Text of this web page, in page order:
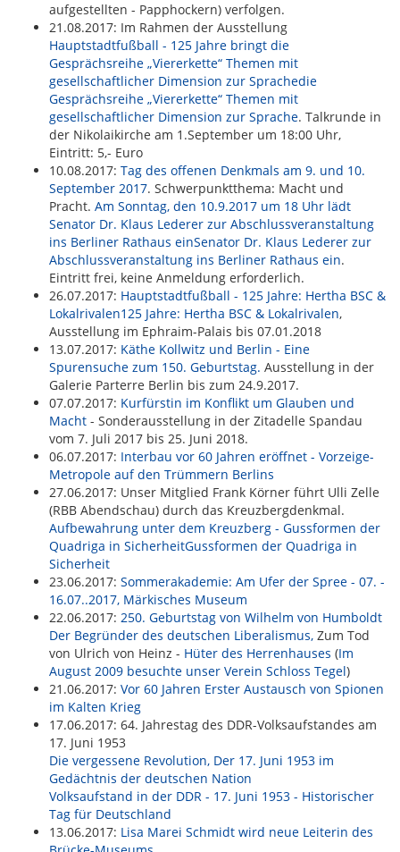
aufgestellten - Papphockern) verfolgen.
21.08.2017: Im Rahmen der Ausstellung
Hauptstadtfußball - 125 Jahre bringt die
Gesprächsreihe „Viererkette“ Themen mit
gesellschaftlicher Dimension zur Sprachedie
Gesprächsreihe „Viererkette“ Themen mit
gesellschaftlicher Dimension zur Sprache. Talkrunde in
der Nikolaikirche am 1.September um 18:00 Uhr,
Eintritt: 5,- Euro
10.08.2017: Tag des offenen Denkmals am 9. und 10.
September 2017. Schwerpunktthema: Macht und
Pracht. Am Sonntag, den 10.9.2017 um 18 Uhr lädt
Senator Dr. Klaus Lederer zur Abschlussveranstaltung
ins Berliner Rathaus einSenator Dr. Klaus Lederer zur
Abschlussveranstaltung ins Berliner Rathaus ein.
Eintritt frei, keine Anmeldung erforderlich.
26.07.2017: Hauptstadtfußball - 125 Jahre: Hertha BSC &
Lokalrivalen125 Jahre: Hertha BSC & Lokalrivalen,
Ausstellung im Ephraim-Palais bis 07.01.2018
13.07.2017: Käthe Kollwitz und Berlin - Eine
Spurensuche zum 150. Geburtstag. Ausstellung in der
Galerie Parterre Berlin bis zum 24.9.2017.
07.07.2017: Kurfürstin im Konflikt um Glauben und
Macht - Sonderausstellung in der Zitadelle Spandau
vom 7. Juli 2017 bis 25. Juni 2018.
06.07.2017: Interbau vor 60 Jahren eröffnet - Vorzeige-
Metropole auf den Trümmern Berlins
27.06.2017: Unser Mitglied Frank Körner führt Ulli Zelle
(RBB Abendschau) durch das Kreuzbergdenkmal.
Aufbewahrung unter dem Kreuzberg - Gussformen der
Quadriga in SicherheitGussformen der Quadriga in
Sicherheit
23.06.2017: Sommerakademie: Am Ufer der Spree - 07. -
16.07..2017, Märkisches Museum
22.06.2017: 250. Geburtstag von Wilhelm von Humboldt
Der Begründer des deutschen Liberalismus, Zum Tod
von Ulrich von Heinz - Hüter des Herrenhauses (Im
August 2009 besuchte unser Verein Schloss Tegel)
21.06.2017: Vor 60 Jahren Erster Austausch von Spionen
im Kalten Krieg
17.06.2017: 64. Jahrestag des DDR-Volksaufstandes am
17. Juni 1953
Die vergessene Revolution, Der 17. Juni 1953 im
Gedächtnis der deutschen Nation
Volksaufstand in der DDR - 17. Juni 1953 - Historischer
Tag für Deutschland
13.06.2017: Lisa Marei Schmidt wird neue Leiterin des